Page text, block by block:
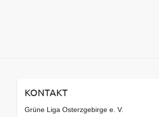
KONTAKT
Grüne Liga Osterzgebirge e. V.